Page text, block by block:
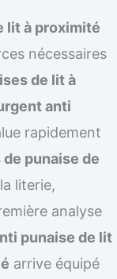
lit à proximité
nécessaires
de lit à
anti
rapidement
punaise de
literie,
analyse
punaise de lit
arrive équipé